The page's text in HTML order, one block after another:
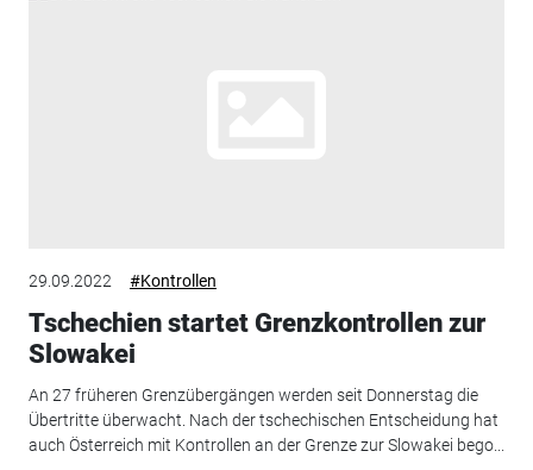
29.09.2022 #Kontrollen
Tschechien startet Grenzkontrollen zur
Slowakei
An 27 früheren Grenzübergängen werden seit Donnerstag die
Übertritte überwacht. Nach der tschechischen Entscheidung hat
auch Österreich mit Kontrollen an der Grenze zur Slowakei bego...